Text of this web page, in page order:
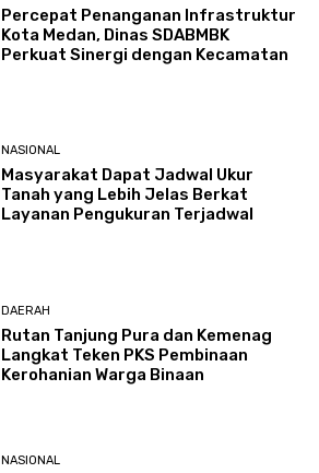
Percepat Penanganan Infrastruktur
Kota Medan, Dinas SDABMBK
Perkuat Sinergi dengan Kecamatan
NASIONAL
Masyarakat Dapat Jadwal Ukur
Tanah yang Lebih Jelas Berkat
Layanan Pengukuran Terjadwal
DAERAH
Rutan Tanjung Pura dan Kemenag
Langkat Teken PKS Pembinaan
Kerohanian Warga Binaan
NASIONAL